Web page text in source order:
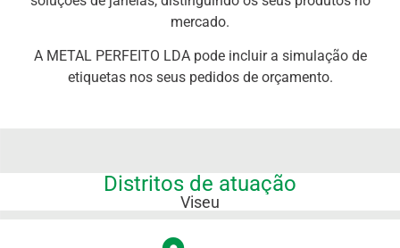
mercado.
A METAL PERFEITO LDA pode incluir a simulação de
etiquetas nos seus pedidos de orçamento.
Distritos de atuação
Viseu